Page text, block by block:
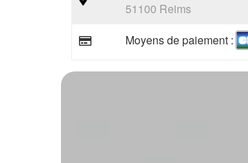
51100 Reims
Moyens de paiement :